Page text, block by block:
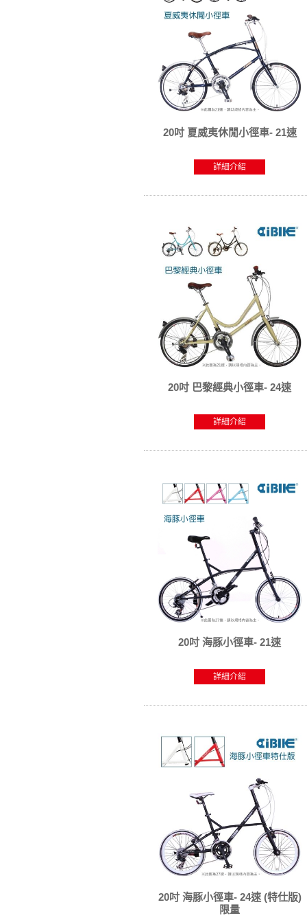
20吋 夏威夷休閒小徑車- 21速
詳細介紹
20吋 巴黎經典小徑車- 24速
詳細介紹
20吋 海豚小徑車- 21速
詳細介紹
20吋 海豚小徑車- 24速 (特仕版)
限量